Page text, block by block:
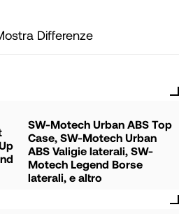
Differenze
SW-Motech Urban ABS Top
Case, SW-Motech Urban
ABS Valigie laterali, SW-
Motech Legend Borse
laterali, e altro